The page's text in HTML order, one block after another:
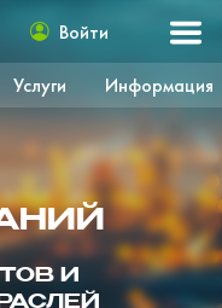
Услуги Информация
Войти
И